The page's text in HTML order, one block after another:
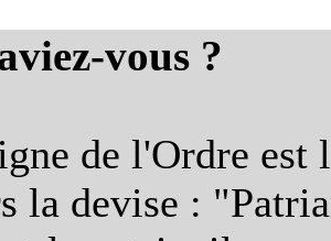
vous ?
de l'Ordre est
la devise :